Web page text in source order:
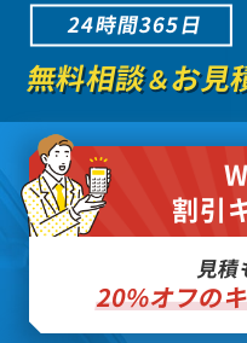
24時間365日
無料相談＆お見
割引
見積
20%オフの